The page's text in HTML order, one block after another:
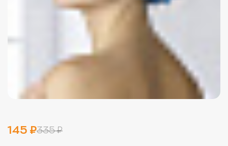
145 ₽335 ₽